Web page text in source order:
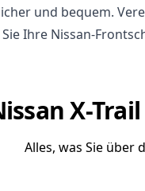
und bequem.
Ihre Nissan-
X-
Alles, was Sie über